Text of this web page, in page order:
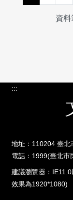
資料
:::
地址：110204 臺北
電話：1999(臺北
建議瀏覽器：
效果為1920*1080)